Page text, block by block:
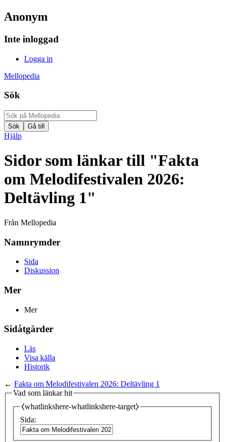
Anonym
Inte inloggad
Logga in
Mellopedia
Sök
Hjälp
Sidor som länkar till "Fakta
om Melodifestivalen 2026:
Deltävling 1"
Från Mellopedia
Namnrymder
Sida
Diskussion
Mer
Mer
Sidåtgärder
Läs
Visa källa
Historik
← Fakta om Melodifestivalen 2026: Deltävling 1
Vad som länkar hit
⧼whatlinkshere-whatlinkshere-target⧽
Sida: